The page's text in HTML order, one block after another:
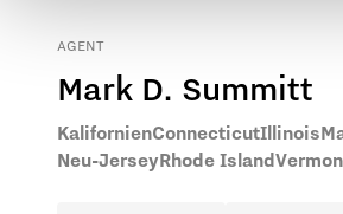
AGENT
Mark D. Summitt
KalifornienConnecticutIllinois
Neu-JerseyRhode Island